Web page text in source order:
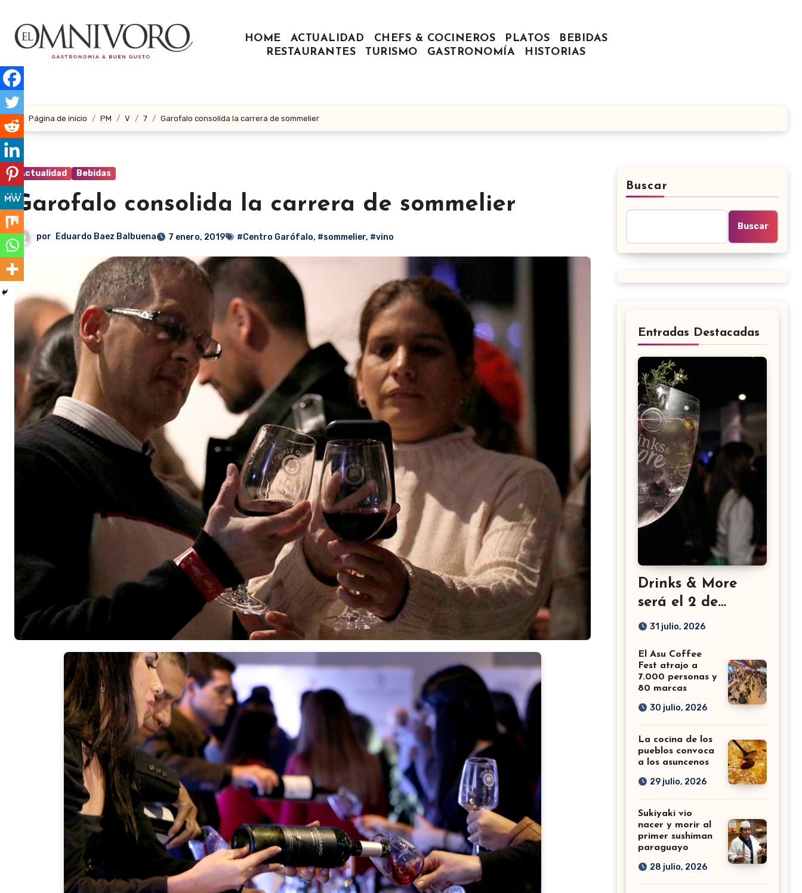
contenido
HOME ACTUALIDAD CHEFS & COCINEROS PLATOS
BEBIDAS
RESTAURANTES
TURISMO GASTRONOMÍA HISTORIAS
Página de inicio PM V 7 Garofalo consolida la carrera de sommelier
Actualidad Bebidas
Garofalo consolida la carrera de sommelier
por Eduardo Baez Balbuena 7 enero, 2019 #Centro Garófalo, #sommelier, #vino
Buscar
Buscar
Entradas Destacadas
Drinks & More
será el 2 de
setiembre en el
31 julio, 2026
El Asu Coffee
Fest atrajo a
7.000 personas y
80 marcas
30 julio, 2026
La cocina de los
pueblos convoca
a los asuncenos
29 julio, 2026
Sukiyaki vio
nacer y morir al
primer sushiman
paraguayo
28 julio, 2026